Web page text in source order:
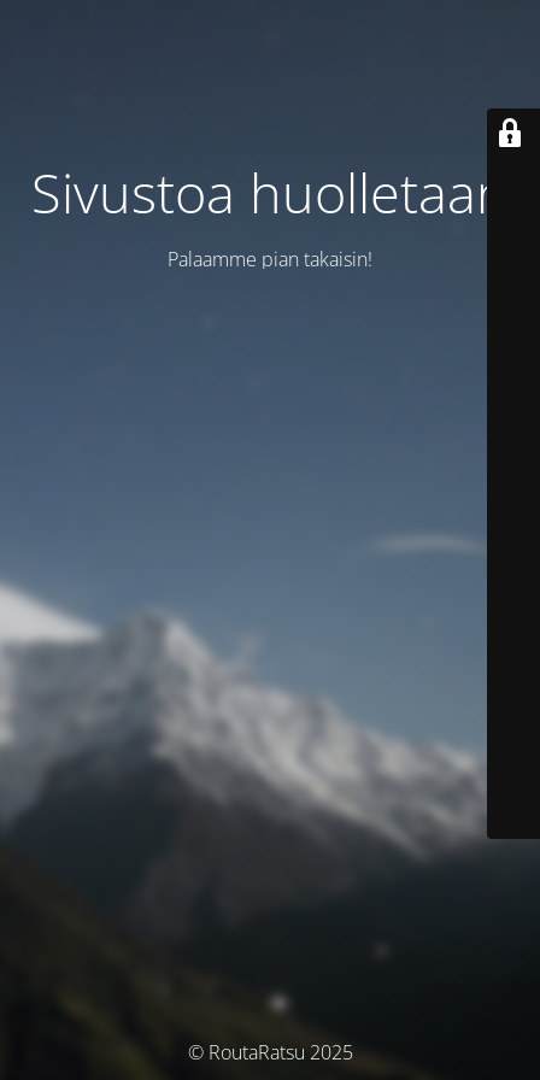
Sivustoa huolletaan
Palaamme pian takaisin!
© RoutaRatsu 2025